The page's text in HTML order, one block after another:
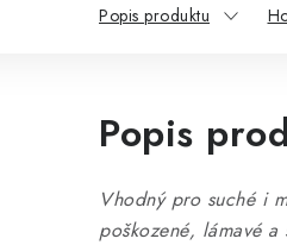
Popis produktu
Popis
Vhodný pro suché i
poškozené, lámavé